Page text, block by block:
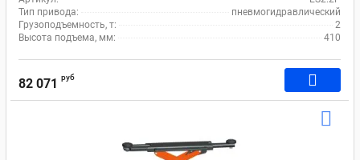
Тип привода:
пневмогидравлический
Грузоподъемность, т:
2
Высота подъема, мм:
410
82 071 руб